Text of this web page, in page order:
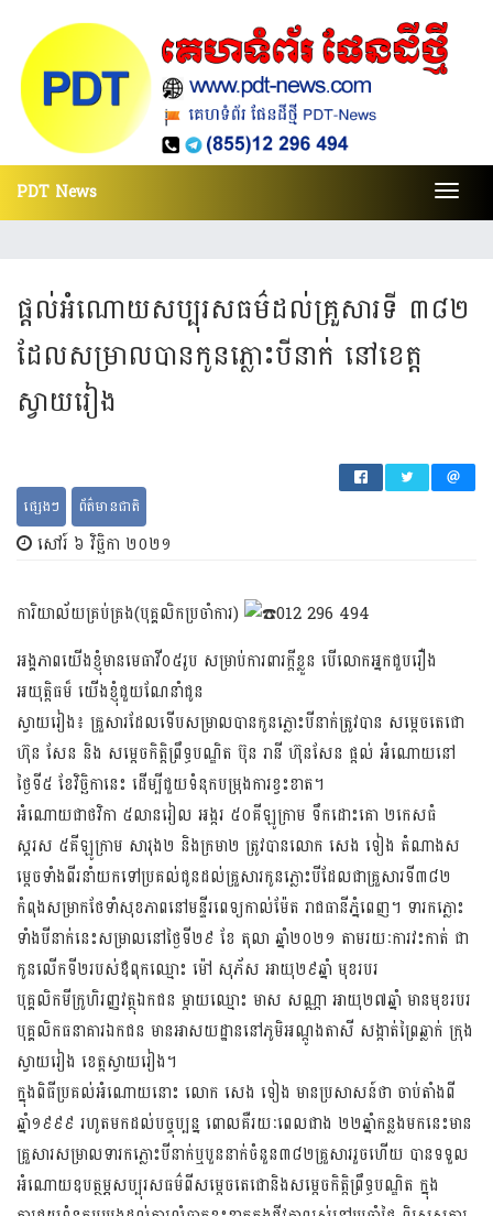
PDT News
ផ្ដល់អំណោយសប្បុរសធម៌ដល់គ្រួសារទី ៣៨២
ដែលសម្រាលបានកូនភ្លោះបីនាក់ នៅខេត្ត
ស្វាយរៀង
ផ្សេងៗ ព័ត៌​មានជាតិ
សៅរ៍ ៦ វិច្ឆិកា ២០២១
ការិយាល័យគ្រប់គ្រង(បុគ្គលិកប្រចាំការ)
012 296 494
អង្គភាពយើងខ្ញុំមានមេធាវី០៥រូប សម្រាប់ការពារក្ដីខ្លួន បើលោកអ្នកជួបរឿង
អយុត្តិធម៏ យើងខ្ញុំជួយណែនាំជូន
ស្វាយរៀង៖ គ្រួសារដែលទើបសម្រាលបានកូនភ្លោះបីនាក់ត្រូវបាន សម្តេចតេជោ
ហ៊ុន សែន និង សម្ដេចកិត្តិព្រឹទ្ធបណ្ឌិត ប៊ុន រានី ហ៊ុនសែន ផ្ដល់ អំណោយនៅ
ថ្ងៃទី៥ ខែវិច្ឆិកានេះ ដើម្បីជួយទំនុកបម្រុងការខ្វះខាត។
អំណោយជាថវិកា ៥លានរៀល អង្ករ ៥០គីឡូក្រាម ទឹកដោះគោ ២កេសធំ
ស្ករស ៥​គីឡូក្រាម សារុង២ និងក្រមា២ ត្រូវបានលោក សេង ទៀង តំណាងស
ម្តេចទាំងពីរនាំយកទៅប្រគល់ជូនដល់គ្រួសារកូនភ្លោះបីដែលជាគ្រួសារទី៣៨២
កំពុងសម្រាកថែទាំសុខភាពនៅមន្ទីរពេទ្យកាល់ម៉ែត រាជធានីភ្នំពេញ។ ទារកភ្លោះ
ទាំងបីនាក់នេះសម្រាលនៅថ្ងៃទី២៩ ខែ តុលា ឆ្នាំ២០២១ តាមរយៈការវះកាត់ ជា
កូនលើកទី២របស់ឪពុកឈ្មោះ ម៉ៅ សុភ័ស អាយុ២៩ឆ្នាំ មុខរបរ
បុគ្គលិកមីក្រូហិរញ្ញវត្ថុឯកជន ម្តាយឈ្មោះ មាស សណ្ណា អាយុ២៧ឆ្នាំ មានមុខរបរ
បុគ្គលិកធនាគារឯកជន មានអាសយដ្ឋាននៅភូមិអណ្តូងតាសី សង្កាត់ព្រៃឆ្លាក់ ក្រុង
ស្វាយរៀង ខេត្តស្វាយរៀង។
ក្នុងពិធីប្រគល់អំណោយនោះ លោក សេង ទៀង មានប្រសាសន៍ថា ចាប់តាំងពី
ឆ្នាំ១៩៩៩ រហូតមកដល់បច្ចុប្បន្ន ពោលគឺរយៈពេលជាង ២២ឆ្នាំកន្លងមកនេះមាន
គ្រួសារសម្រាលទារកភ្លោះបីនាក់ឬបួននាក់ចំនួន៣៨២គ្រួសាររួចហើយ បានទទួល
អំណោយឧបត្ថម្ភសប្បុរសធម៌ពីសម្តេចតេជោនិងសម្ដេចកិត្តិព្រឹទ្ធបណ្ឌិត ក្នុង